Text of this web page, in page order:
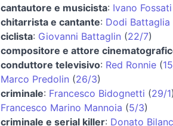
cantautore e musicista: Ivano Fossati
chitarrista e cantante: Dodi Battaglia
ciclista: Giovanni Battaglin (22/7)
compositore e attore
conduttore televisivo: Red Ronnie(
Marco Predolin (26/3)
criminale: Francesco Bidognetti (29/1)
Francesco Marino Mannoia (5/3)
criminale e serial killer: Donato